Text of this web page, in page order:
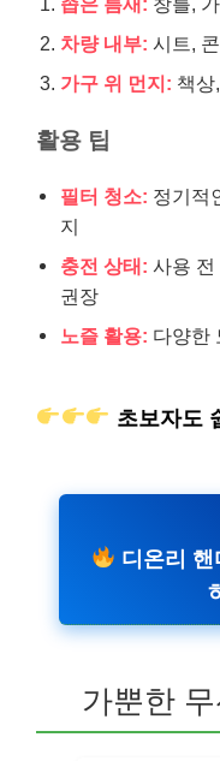
차량 내부: 시트,
가구 위 먼지: 책상
활용 팁
필터 청소: 정기적
지
충전 상태: 사용
권장
노즐 활용: 다양한
초보자도
디온리 핸
가뿐한